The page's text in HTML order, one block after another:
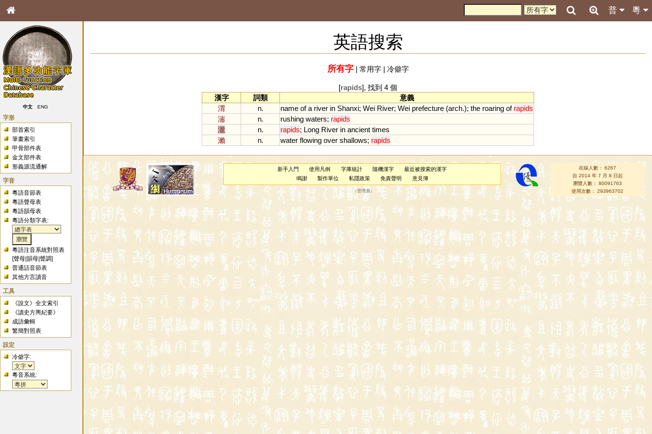
粵
普
中文 ENG
字形
部首索引
筆畫索引
甲骨部件表
金文部件表
形義源流通解
字音
粵語音節表
粵語聲母表
粵語韻母表
粵語分類字表:
粵語注音系統對照表
[聲母 |韻母 |聲調]
普通話音節表
其他方言讀音
工具
《說文》全文索引
《讀史方輿紀要》
成語彙輯
繁簡對照表
設定
冷僻字:
粵音系統:
英語搜索
所有字| 常用字| 冷僻字
[rapids], 找到 4 個
漢字
詞類
意義
渭
n. name of a river in Shanxi; Wei River; Wei prefecture (arch.); the roaring of rapids
湍
n. rushing waters; rapids
瀧
n. rapids; Long River in ancient times
瀨
n. water flowing over shallows; rapids
新手入門 使用凡例 字庫統計 隨機漢字
最近被搜索的漢字
鳴謝
製作單位 私隱政策 免責聲明 意見簿
（管理員 ）
在線人數： 6267
自 2014 年 7 月 8 日起
瀏覽人數： 80091763
使用次數： 293963702